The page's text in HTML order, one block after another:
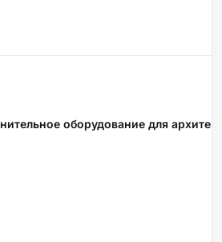
оборудование для